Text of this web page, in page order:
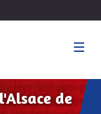
de